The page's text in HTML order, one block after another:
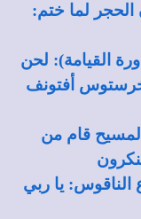
لما ختم:
القيامة): لحن
أفتونف
قام من
الناقوس: يا ربي